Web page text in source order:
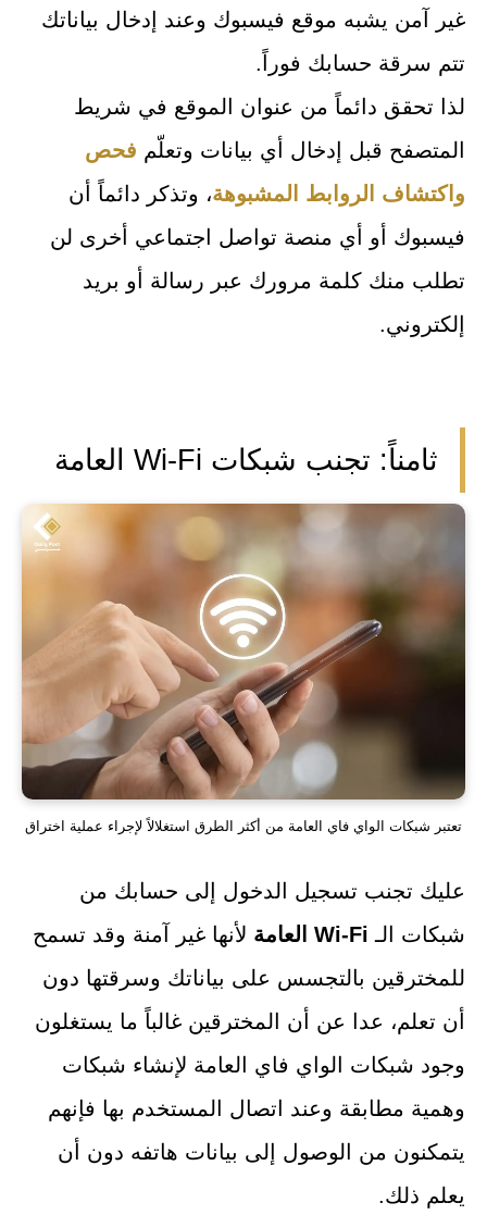
غير آمن يشبه موقع فيسبوك وعند إدخال بياناتك
تتم سرقة حسابك فوراً.
لذا تحقق دائماً من عنوان الموقع في شريط
المتصفح قبل إدخال أي بيانات وتعلّم فحص
واكتشاف الروابط المشبوهة، وتذكر دائماً أن
فيسبوك أو أي منصة تواصل اجتماعي أخرى لن
تطلب منك كلمة مرورك عبر رسالة أو بريد
إلكتروني.
ثامناً: تجنب شبكات Wi-Fi العامة
تعتبر شبكات الواي فاي العامة من أكثر الطرق استغلالاً لإجراء عملية اختراق
عليك تجنب تسجيل الدخول إلى حسابك من
شبكات الـ Wi-Fi العامة
لأنها غير آمنة وقد تسمح
للمخترقين بالتجسس على بياناتك وسرقتها دون
أن تعلم، عدا عن أن المخترقين غالباً ما يستغلون
وجود شبكات الواي فاي العامة لإنشاء شبكات
وهمية مطابقة وعند اتصال المستخدم بها فإنهم
يتمكنون من الوصول إلى بيانات هاتفه دون أن
يعلم ذلك.